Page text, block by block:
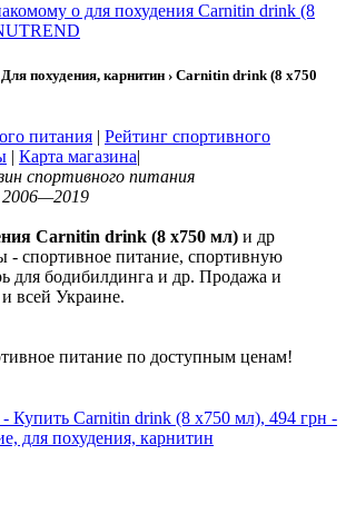
о для похудения Carnitin drink (8
похудения, карнитин › Carnitin drink (8 x750
питания | Рейтинг спортивного
| Карта магазина|
спортивного питания
Carnitin drink (8 x750 мл) и др
- спортивное питание, спортивную
для бодибилдинга и др. Продажа и
всей Украине.
питание по доступным ценам!